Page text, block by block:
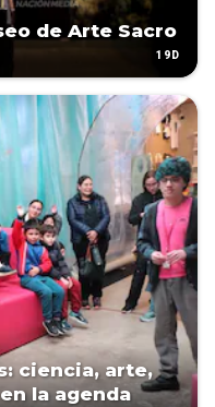
de Arte Sacro
19D
ciencia, arte,
la agenda